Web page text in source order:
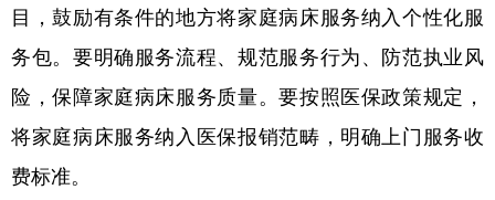
English Español Français عربى
Deutsch Português
目，鼓励有条件的地方将家庭病床服务纳入个性化服
务包。要明确服务流程、规范服务行为、防范执业风
险，保障家庭病床服务质量。要按照医保政策规定，
将家庭病床服务纳入医保报销范畴，明确上门服务收
费标准。